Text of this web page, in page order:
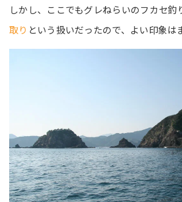
しかし、ここでもグレねらいのフカセ釣
取り という扱いだったので、よい印象は